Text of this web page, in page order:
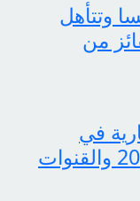
وتتأهل
الفائز من
في
مباراة نصف النهائي يورو 2024 والقنوات